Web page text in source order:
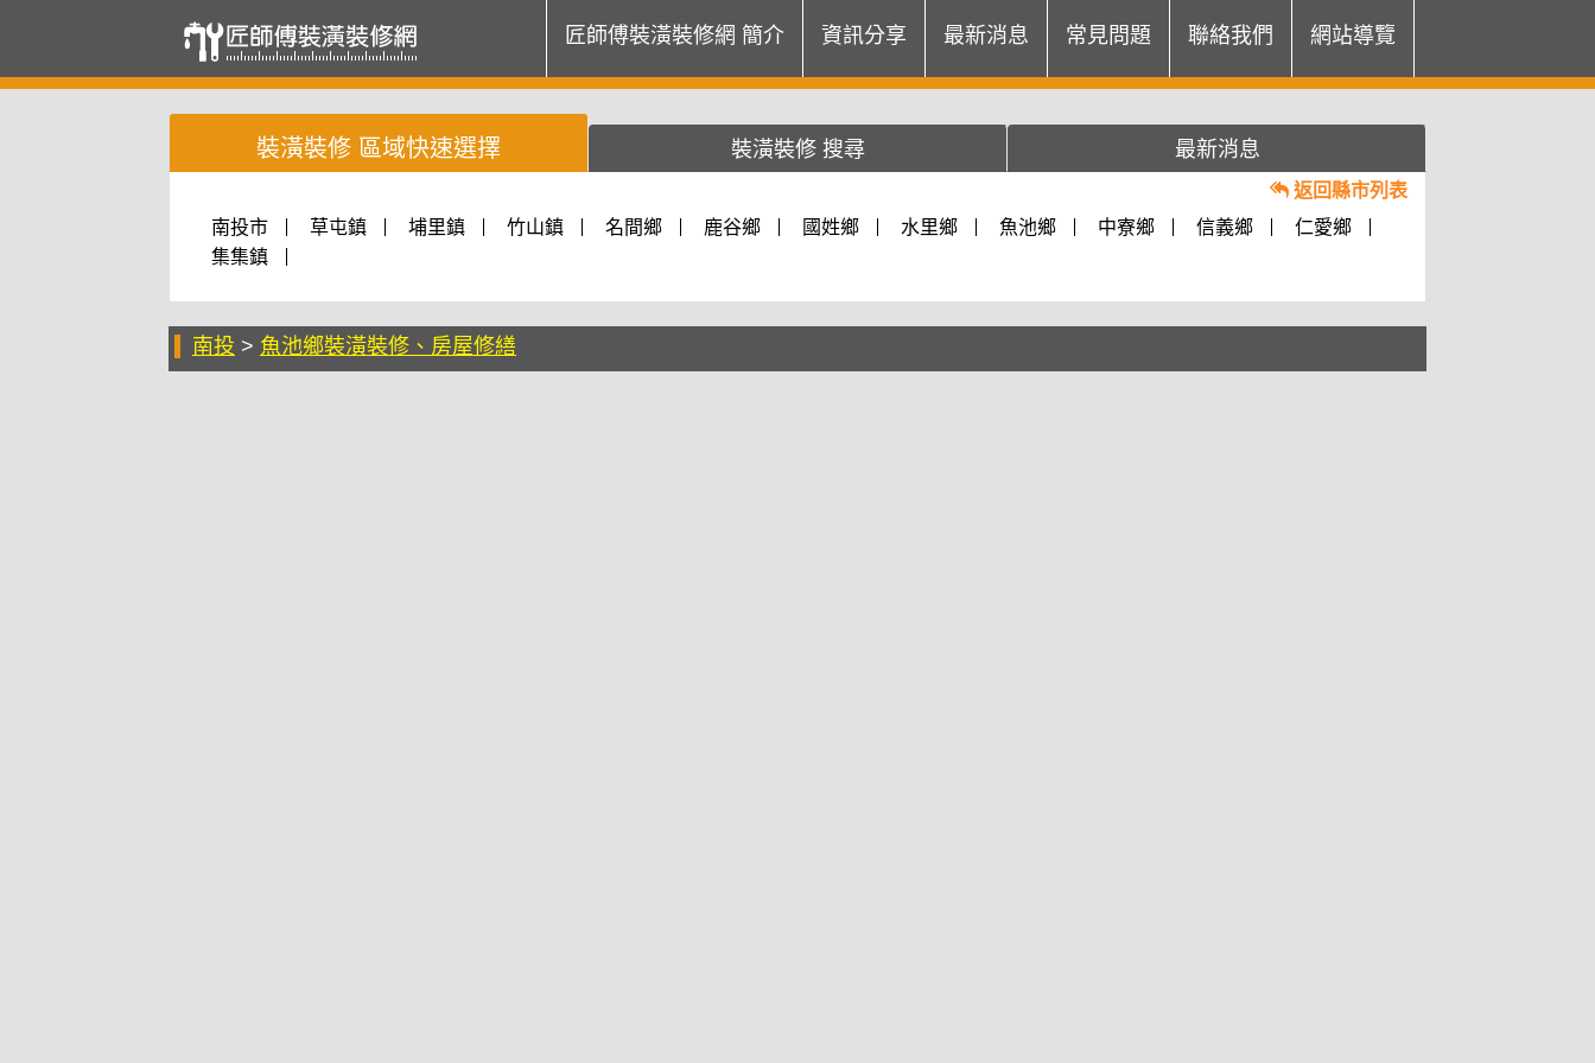
匠師傅裝潢裝修網 簡介 資訊分享 最新消息 常見問題 聯絡我們 網站導覽
裝潢裝修 區域快速選擇 裝潢裝修 搜尋 最新消息
返回縣市列表
南投市
草屯鎮 埔里鎮 竹山鎮 名間鄉 鹿谷鄉 國姓鄉 水里鄉 魚池鄉 中寮鄉 信義鄉
仁愛鄉
集集鎮
南投 > 魚池鄉裝潢裝修、房屋修繕